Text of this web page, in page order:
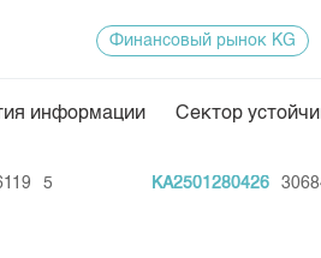
Финансовый рынок KG
информации Сектор
5 KA2501280426